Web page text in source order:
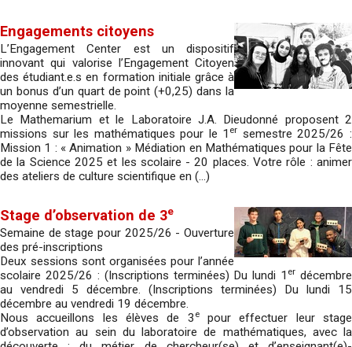
Engagements citoyens
L’Engagement Center est un dispositif
innovant qui valorise l’Engagement Citoyen
des étudiant.e.s en formation initiale grâce à
un bonus d’un quart de point (+0,25) dans la
moyenne semestrielle.
Le Mathemarium et le Laboratoire J.A. Dieudonné proposent 2
missions sur les mathématiques pour le 1 er semestre 2025/26 :
Mission 1 : « Animation » Médiation en Mathématiques pour la Fête
de la Science 2025 et les scolaire - 20 places. Votre rôle : animer
des ateliers de culture scientifique en (…)
Stage d’observation de 3e
Semaine de stage pour 2025/26 - Ouverture
des pré-inscriptions
Deux sessions sont organisées pour l’année
scolaire 2025/26 : (Inscriptions terminées) Du lundi 1 er décembre
au vendredi 5 décembre. (Inscriptions terminées) Du lundi 15
décembre au vendredi 19 décembre.
Nous accueillons les élèves de 3 epour effectuer leur stage
d’observation au sein du laboratoire de mathématiques, avec la